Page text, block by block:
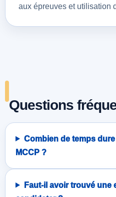
aux épreuves et utilisation
Questions
Combien de temps
MCCP ?
Faut-il avoir trouvé une